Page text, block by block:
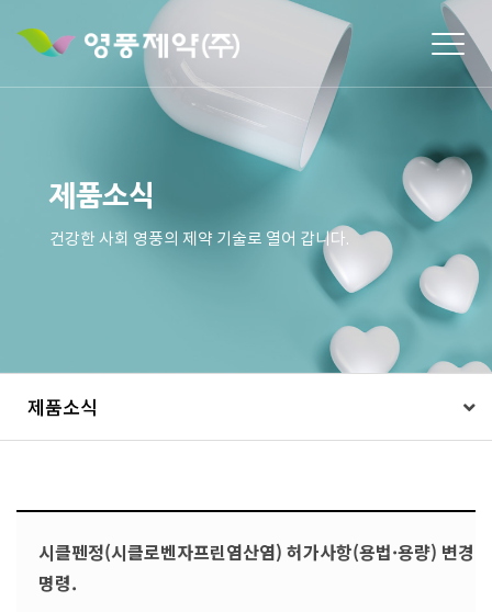
제품소식
건강한 사회 영풍의 제약 기술로 열어 갑니다.
제품소식
시클펜정(시클로벤자프린염산염) 허가사항(용법·용량) 변경
명령.